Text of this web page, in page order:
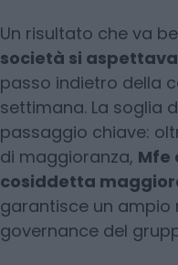
Un risultato che va
società si aspettava
passo indietro della
settimana. La soglia
passaggio chiave:
di maggioranza, Mfe
cosiddetta
garantisce un ampio
governance del